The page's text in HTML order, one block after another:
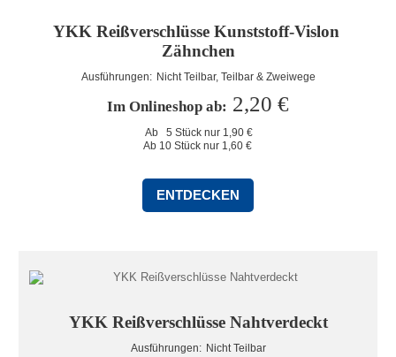
YKK Reißverschlüsse Kunststoff-Vislon
Zähnchen
Ausführungen: Nicht Teilbar, Teilbar & Zweiwege
Im Onlineshop ab: 2,20 €
Ab   5 Stück nur 1,90 €
Ab 10 Stück nur 1,60 €
ENTDECKEN
YKK Reißverschlüsse Nahtverdeckt
Ausführungen: Nicht Teilbar